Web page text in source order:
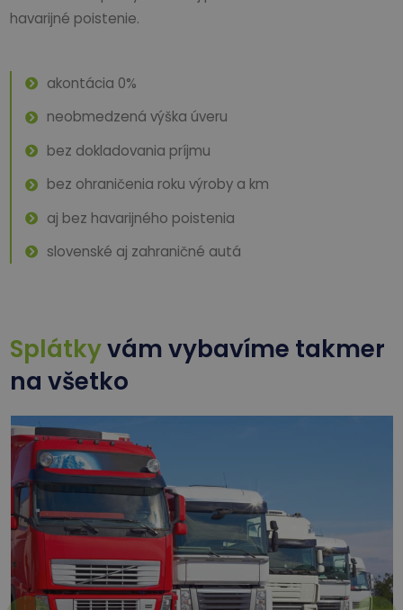
havarijné poistenie.
akontácia 0%
neobmedzená výška úveru
bez dokladovania príjmu
bez ohraničenia roku výroby a km
aj bez havarijného poistenia
slovenské aj zahraničné autá
Splátkyvám vybavíme takmer
na všetko